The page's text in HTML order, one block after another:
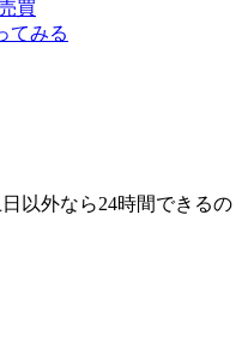
買
てみる
以外なら24時間できるの